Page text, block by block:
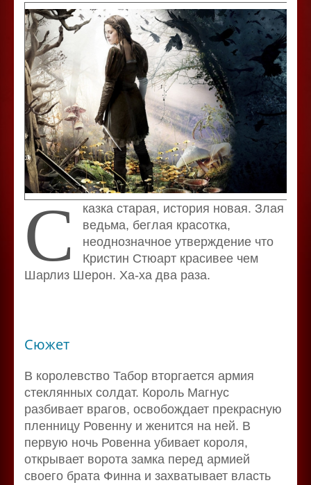
С
казка старая, история новая. Злая
ведьма, беглая красотка,
неоднозначное утверждение что
Кристин Стюарт красивее чем
Шарлиз Шерон. Ха-ха два раза.
Сюжет
В королевство Табор вторгается армия
стеклянных солдат. Король Магнус
разбивает врагов, освобождает прекрасную
пленницу Ровенну и женится на ней. В
первую ночь Ровенна убивает короля,
открывает ворота замка перед армией
своего брата Финна и захватывает власть